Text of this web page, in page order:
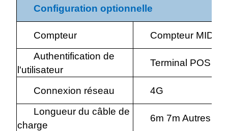
Configuration optionnelle
Compteur
Compteur MID
Authentification de
l'utilisateur
Terminal POS
Connexion réseau
4G
Longueur du câble de
charge
6m 7m Autres